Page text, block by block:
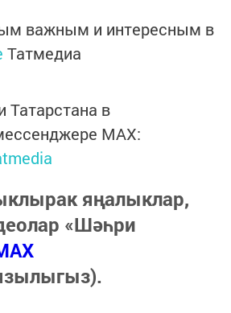
важным и интересным в
Татмедиа
Татарстана в
MАХ:
яңалыклар,
«Шәһри